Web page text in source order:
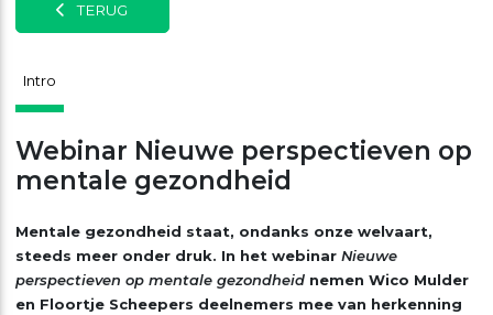
TERUG
Intro
Webinar Nieuwe perspectieven op
mentale gezondheid
Mentale gezondheid staat, ondanks onze welvaart,
steeds meer onder druk. In het webinar Nieuwe
perspectieven op mentale gezondheidnemen Wico Mulder
en Floortje Scheepers deelnemers mee van herkenning